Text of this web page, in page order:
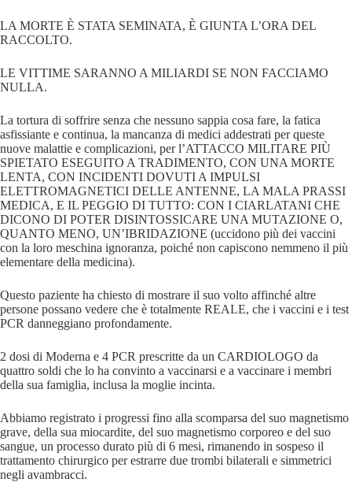
LA MORTE È STATA SEMINATA, È GIUNTA L’ORA DEL
RACCOLTO.
LE VITTIME SARANNO A MILIARDI SE NON FACCIAMO
NULLA.
La tortura di soffrire senza che nessuno sappia cosa fare, la fatica
asfissiante e continua, la mancanza di medici addestrati per queste
nuove malattie e complicazioni, per l’ATTACCO MILITARE PIÙ
SPIETATO ESEGUITO A TRADIMENTO, CON UNA MORTE
LENTA, CON INCIDENTI DOVUTI A IMPULSI
ELETTROMAGNETICI DELLE ANTENNE, LA MALA PRASSI
MEDICA, E IL PEGGIO DI TUTTO: CON I CIARLATANI CHE
DICONO DI POTER DISINTOSSICARE UNA MUTAZIONE O,
QUANTO MENO, UN’IBRIDAZIONE (uccidono più dei vaccini
con la loro meschina ignoranza, poiché non capiscono nemmeno il più
elementare della medicina).
Questo paziente ha chiesto di mostrare il suo volto affinché altre
persone possano vedere che è totalmente REALE, che i vaccini e i test
PCR danneggiano profondamente.
2 dosi di Moderna e 4 PCR prescritte da un CARDIOLOGO da
quattro soldi che lo ha convinto a vaccinarsi e a vaccinare i membri
della sua famiglia, inclusa la moglie incinta.
Abbiamo registrato i progressi fino alla scomparsa del suo magnetismo
grave, della sua miocardite, del suo magnetismo corporeo e del suo
sangue, un processo durato più di 6 mesi, rimanendo in sospeso il
trattamento chirurgico per estrarre due trombi bilaterali e simmetrici
negli avambracci.